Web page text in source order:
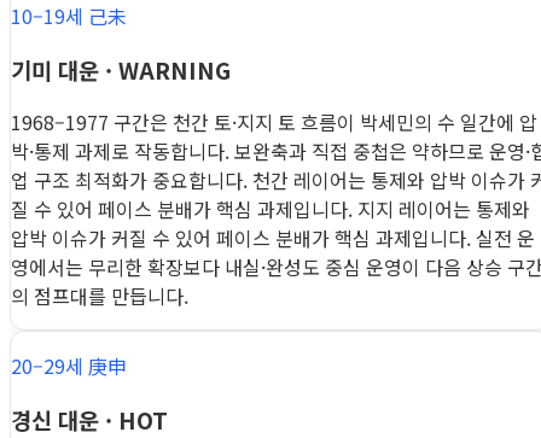
10–19세 己未
기미 대운 · WARNING
1968–1977 구간은 천간 토·지지 토 흐름이 박세민의 수 일간에 압
박·통제 과제로 작동합니다. 보완축과 직접 중첩은 약하므로 운영·
업 구조 최적화가 중요합니다. 천간 레이어는 통제와 압박 이슈가
질 수 있어 페이스 분배가 핵심 과제입니다. 지지 레이어는 통제와
압박 이슈가 커질 수 있어 페이스 분배가 핵심 과제입니다. 실전 운
영에서는 무리한 확장보다 내실·완성도 중심 운영이 다음 상승 구
의 점프대를 만듭니다.
20–29세 庚申
경신 대운 · HOT